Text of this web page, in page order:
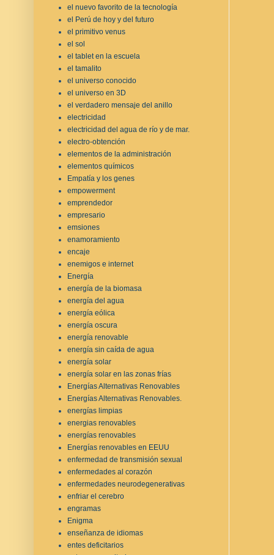
el nuevo favorito de la tecnología
el Perú de hoy y del futuro
el primitivo venus
el sol
el tablet en la escuela
el tamalito
el universo conocido
el universo en 3D
el verdadero mensaje del anillo
electricidad
electricidad del agua de río y de mar.
electro-obtención
elementos de la administración
elementos químicos
Empatía y los genes
empowerment
emprendedor
empresario
emsiones
enamoramiento
encaje
enemigos e internet
Energía
energía de la biomasa
energía del agua
energía eólica
energía oscura
energía renovable
energía sin caída de agua
energía solar
energía solar en las zonas frías
Energías Alternativas Renovables
Energías Alternativas Renovables.
energías limpias
energias renovables
energías renovables
Energías renovables en EEUU
enfermedad de transmisión sexual
enfermedades al corazón
enfermedades neurodegenerativas
enfriar el cerebro
engramas
Enigma
enseñanza de idiomas
entes deficitarios